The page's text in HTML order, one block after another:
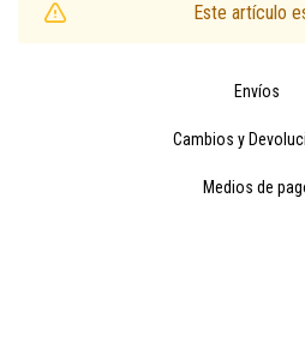
Este artículo
Envíos
Cambios y
Medios de